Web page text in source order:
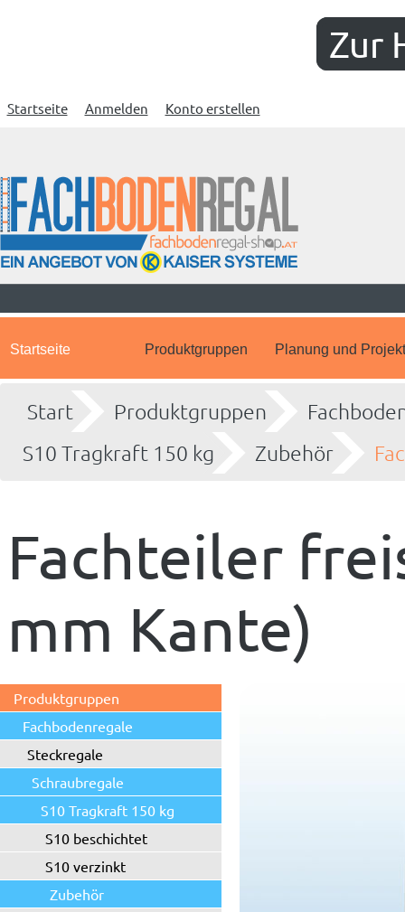
Zur
Startseite Anmelden Konto erstellen
Startseite Produktgruppen Planung und
Start Produktgruppen
S10 Tragkraft 150 kg
Zubehör
Fachteiler
mm Kante)
Produktgruppen
Fachbodenregale
Steckregale
Schraubregale
S10 Tragkraft 150 kg
S10 beschichtet
S10 verzinkt
Zubehör